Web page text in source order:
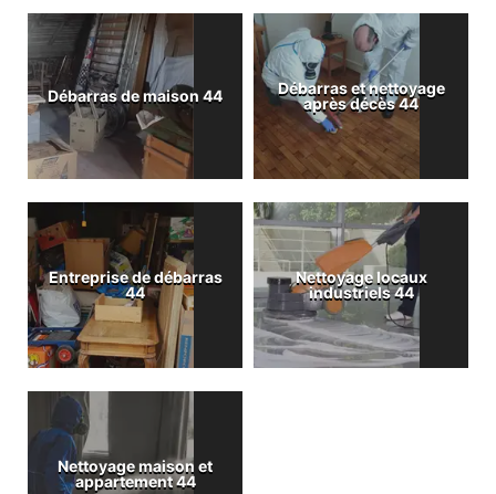
Débarras de maison 44
Débarras et nettoyage
après décès 44
Entreprise de débarras
44
Nettoyage locaux
industriels 44
Nettoyage maison et
appartement 44